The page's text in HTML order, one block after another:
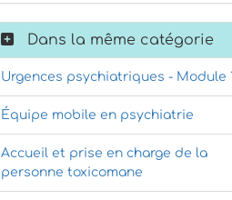
Dans la même catégorie
Urgences psychiatriques - Module
Équipe mobile en psychiatrie
Accueil et prise en charge de la
personne toxicomane